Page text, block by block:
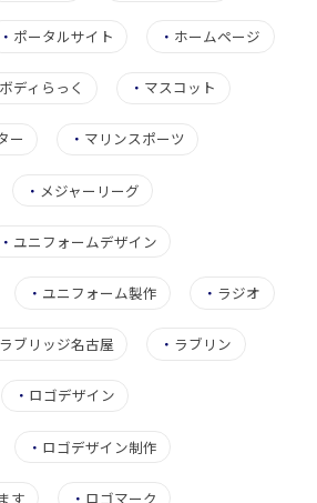
・ ポータルサイト ・ ホームページ
ボディらっく ・ マスコット
ー ・ マリンスポーツ
・ メジャーリーグ
・ ユニフォームデザイン
・ ユニフォーム製作 ・ ラジオ
ラブリッジ名古屋 ・ ラブリン
・ ロゴデザイン
・ ロゴデザイン制作
す ・ ロゴマーク